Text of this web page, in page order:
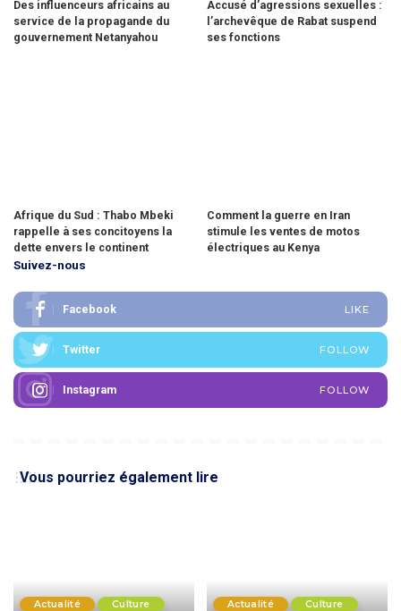
Des influenceurs africains au
service de la propagande du
gouvernement Netanyahou
Accusé d’agressions sexuelles :
l’archevêque de Rabat suspend
ses fonctions
Afrique du Sud : Thabo Mbeki
rappelle à ses concitoyens la
dette envers le continent
Comment la guerre en Iran
stimule les ventes de motos
électriques au Kenya
Suivez-nous
Facebook LIKE
Twitter FOLLOW
Instagram FOLLOW
Vous pourriez également lire
Actualité
Culture
Actualité
Culture